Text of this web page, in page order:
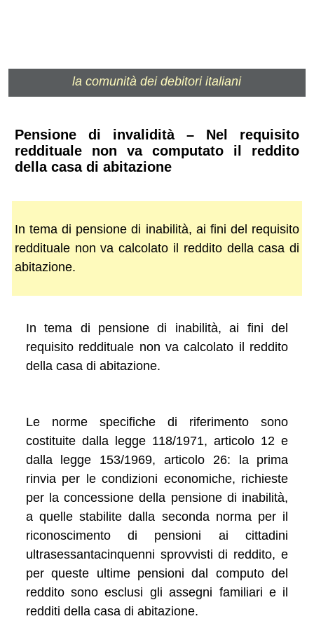
la comunità dei debitori italiani
Pensione di invalidità – Nel requisito
reddituale non va computato il reddito
della casa di abitazione
In tema di pensione di inabilità, ai fini del requisito
reddituale non va calcolato il reddito della casa di
abitazione.
In tema di pensione di inabilità, ai fini del
requisito reddituale non va calcolato il reddito
della casa di abitazione.
Le norme specifiche di riferimento sono
costituite dalla legge 118/1971, articolo 12 e
dalla legge 153/1969, articolo 26: la prima
rinvia per le condizioni economiche, richieste
per la concessione della pensione di inabilità,
a quelle stabilite dalla seconda norma per il
riconoscimento di pensioni ai cittadini
ultrasessantacinquenni sprovvisti di reddito, e
per queste ultime pensioni dal computo del
reddito sono esclusi gli assegni familiari e il
redditi della casa di abitazione.